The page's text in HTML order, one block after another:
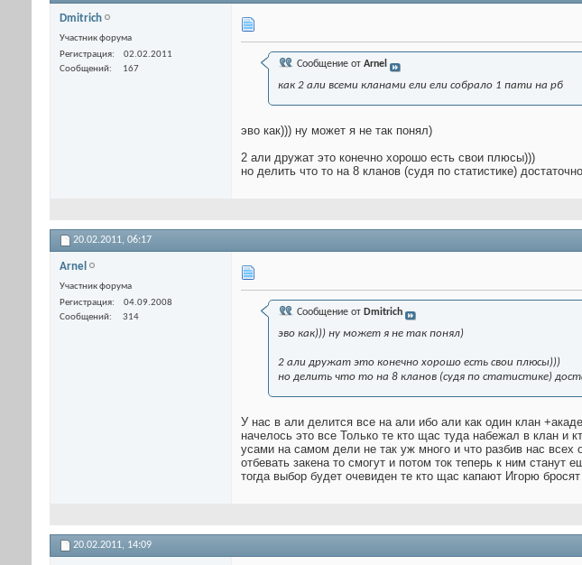
Dmitrich
Участник форума
Регистрация
02.02.2011
Сообщений
167 Сообщение от Arnel
как 2 али всеми кланами ели ели собрало 1 пати на рб
эво как))) ну может я не так понял)
2 али дружат это конечно хорошо есть свои плюсы)))
но делить что то на 8 кланов (судя по статистике)
20.02.2011, 06:17
Arnel
Участник форума
Регистрация
04.09.2008
Сообщений
314 Сообщение от Dmitrich
эво как))) ну может я не так понял)
2 али дружат это конечно хорошо есть свои плюсы)))
но делить что то на 8 кланов (судя по статистике)
У нас в али делится все на али ибо али как один клан
начелось это все Только те кто щас туда набежал в клан
усами на самом дели не так уж много и что разбив нас
отбевать закена то смогут и потом ток теперь к ним
тогда выбор будет очевиден те кто щас капают Игорю
20.02.2011, 14:09